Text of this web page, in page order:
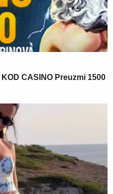
CASINO Preuzmi 1500